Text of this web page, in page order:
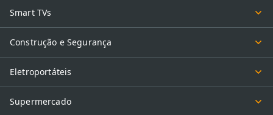
Smart TVs
Construção e Segurança
Eletroportáteis
Supermercado